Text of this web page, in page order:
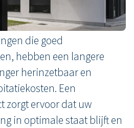
en het hoogwaardige
die goed
hebben een langere
herinzetbaar en
Een
zorgt ervoor dat uw
in optimale staat blijft en